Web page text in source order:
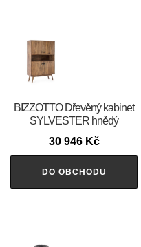
BIZZOTTO Dřevěný kabinet
SYLVESTER hnědý
30 946 Kč
DO OBCHODU